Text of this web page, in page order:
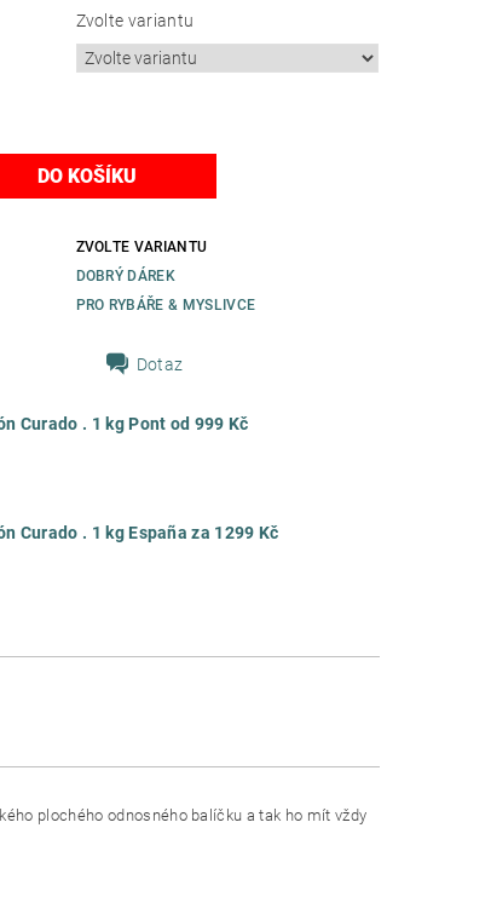
Zvolte variantu
ZVOLTE VARIANTU
DOBRÝ DÁREK
PRO RYBÁŘE & MYSLIVCE
Dotaz
Curado . 1 kg Pont od 999 Kč
Curado . 1 kg España za 1299 Kč
plochého odnosného balíčku a tak ho mít vždy